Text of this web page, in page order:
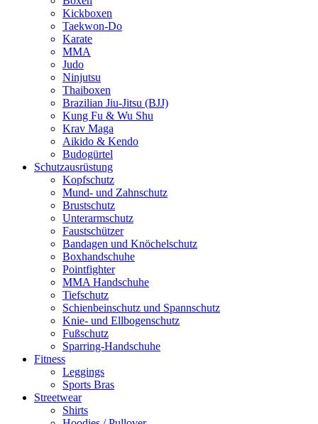
Kickboxen
Taekwon-Do
Karate
MMA
Judo
Ninjutsu
Thaiboxen
Brazilian Jiu-Jitsu (BJJ)
Kung Fu & Wu Shu
Krav Maga
Aikido & Kendo
Budogürtel
Schutzausrüstung
Kopfschutz
Mund- und Zahnschutz
Brustschutz
Unterarmschutz
Faustschützer
Bandagen und Knöchelschutz
Boxhandschuhe
Pointfighter
MMA Handschuhe
Tiefschutz
Schienbeinschutz und Spannschutz
Knie- und Ellbogenschutz
Fußschutz
Sparring-Handschuhe
Fitness
Leggings
Sports Bras
Streetwear
Shirts